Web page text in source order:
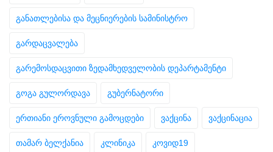
განათლებისა და მეცნიერების სამინისტრო
გარდაცვალება
გარემოსდაცვითი ზედამხედველობის დეპარტამენტი
გოგა გულორდავა გუბერნატორი
ერთიანი ეროვნული გამოცდები ვაქცინა ვაქცინაცია
თამარ ბელქანია კლინიკა კოვიდ19